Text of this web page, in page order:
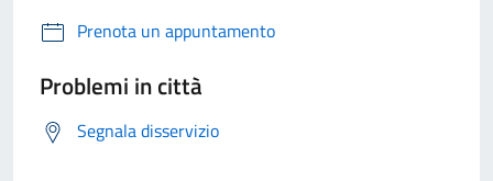
Prenota un appuntamento
Problemi in città
Segnala disservizio